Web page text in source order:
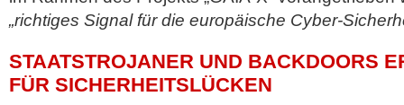
„richtiges Signal für die europäische Cyber-
STAATSTROJANER UND BACKDOORS
FÜR SICHERHEITSLÜCKEN